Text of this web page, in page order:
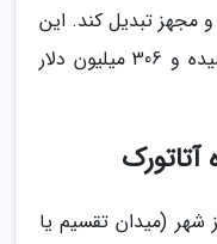
مجهز تبدیل کند. این
تغییرات به مدت 22 ماه به طول کشیده و 306 میلیون دلار
مرکز شهر (میدان تقسیم یا